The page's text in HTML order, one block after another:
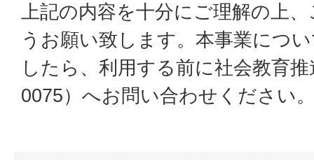
上記の内容を十分にご理解の上
うお願い致します。本事業につ
したら、利用する前に社会教育
0075）へお問い合わせください